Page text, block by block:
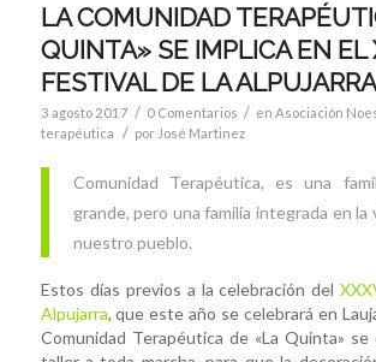
LA COMUNIDAD
QUINTA» SE IMPLICA EN EL
FESTIVAL DE LA ALPUJARRA
3 agosto 2017 / 0 Comentarios / en Asociación
terapéutica
/ por José Martinez
Comunidad Terapéutica, es una
grande, pero una familia integrada en la
nuestro pueblo.
Estos días previos a la celebración del
Alpujarra, que este año se celebrará en
Comunidad Terapéutica de «La Quinta»